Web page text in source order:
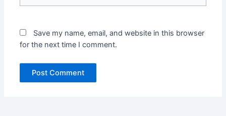
Save my name, email, and website in this browser
for the next time I comment.